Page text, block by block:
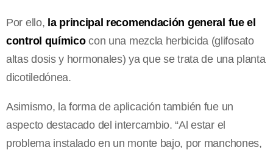
Por ello, la principal recomendación general fue el
control químicocon una mezcla herbicida (glifosato
altas dosis y hormonales) ya que se trata de una planta
dicotiledónea.
Asimismo, la forma de aplicación también fue un
aspecto destacado del intercambio. “Al estar el
problema instalado en un monte bajo, por manchones,